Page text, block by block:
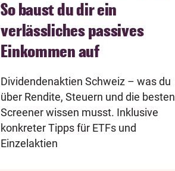
So baust du dir ein
verlässliches passives
Einkommen auf
Dividendenaktien Schweiz – was du
über Rendite, Steuern und die besten
Screener wissen musst. Inklusive
konkreter Tipps für ETFs und
Einzelaktien